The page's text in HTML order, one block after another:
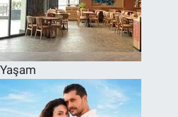
Yaşam